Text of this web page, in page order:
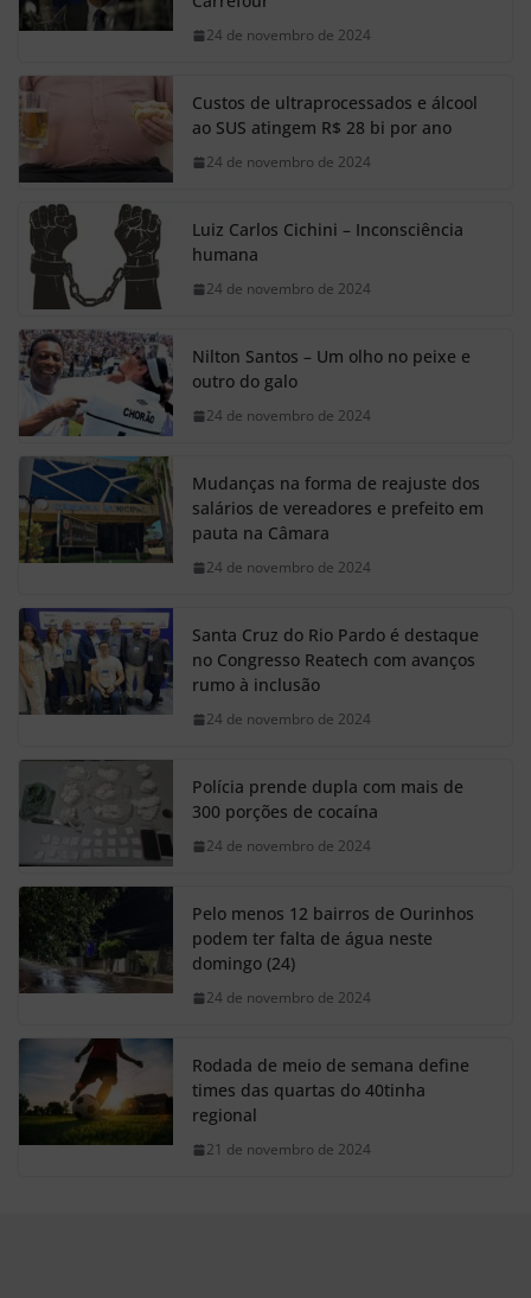
24 de novembro de 2024
Custos de ultraprocessados e álcool
ao SUS atingem R$ 28 bi por ano
24 de novembro de 2024
Luiz Carlos Cichini – Inconsciência
humana
24 de novembro de 2024
Nilton Santos – Um olho no peixe e
outro do galo
24 de novembro de 2024
Mudanças na forma de reajuste dos
salários de vereadores e prefeito em
pauta na Câmara
24 de novembro de 2024
Santa Cruz do Rio Pardo é destaque
no Congresso Reatech com avanços
rumo à inclusão
24 de novembro de 2024
Polícia prende dupla com mais de
300 porções de cocaína
24 de novembro de 2024
Pelo menos 12 bairros de Ourinhos
podem ter falta de água neste
domingo (24)
24 de novembro de 2024
Rodada de meio de semana define
times das quartas do 40tinha
regional
21 de novembro de 2024